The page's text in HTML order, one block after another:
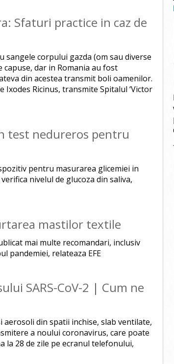
Sfaturi practice in caz de
sangele corpului gazda (om sau diverse
capuse, dar in Romania au fost
din acestea transmit boli oamenilor.
Ricinus, transmite Spitalul ‘Victor
test nedureros pentru
pentru masurarea glicemiei in
nivelul de glucoza din saliva,
mastilor textile
mai multe recomandari, inclusiv
pandemiei, relateaza EFE
SARS-CoV-2 | Cum ne
din spatii inchise, slab ventilate,
a noului coronavirus, care poate
la 28 de zile pe ecranul telefonului,